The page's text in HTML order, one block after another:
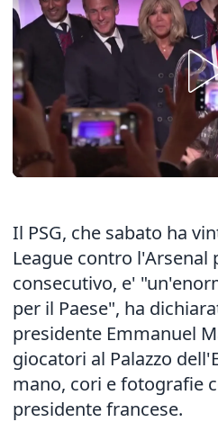
Il PSG, che sabato ha
League contro l'Arsenal
consecutivo, e'
per il Paese", ha
presidente Emmanuel
giocatori al Palazzo
mano, cori e fotografie
presidente francese.